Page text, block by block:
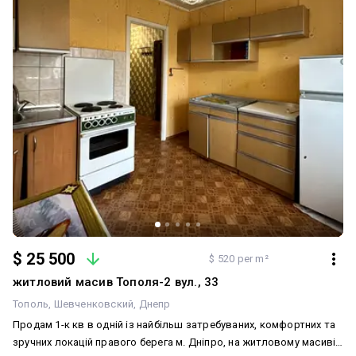
«Терра». Біля будинку зупинка 34-го маршруту. Документи
перевірені, у повному порядку. Телефонуйте, домовимося про
зустріч. З повагою, ваш спеціаліст з нерухомості Катерина. АН
«Ексклюзив у нерухомості»
$ 25 500 $ 520 per m²
житловий масив Тополя-2 вул., 33
Тополь Шевченковский Днепр
Продам 1-к кв в одній із найбільш затребуваних, комфортних та
зручних локацій правого берега м. Дніпро, на житловому масиві